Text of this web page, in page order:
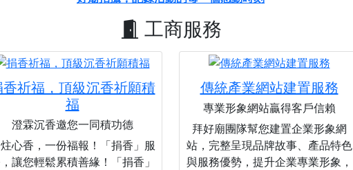
工商服務
香祈福，頂級沉香祈願積
福
澄霖沉香邀您一同積功德
心香，一份福報！「捐香」服
讓您輕鬆累積善緣！「捐香」
傳統產業網站建置服務
專業形象網站贏得客戶信賴
拜好廟團隊幫您建置企業形象網
站，完整呈現品牌故事、產品特色
與服務優勢，提升企業專業形象，